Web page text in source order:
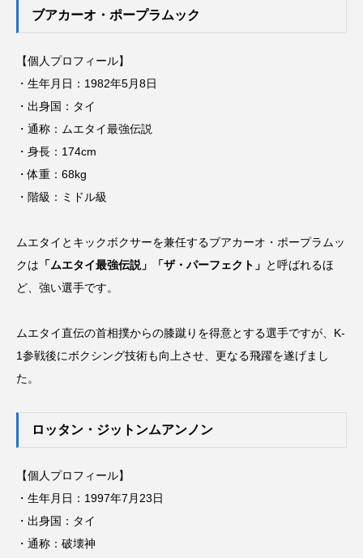
ブアカーオ・ポープラムック
【個人プロフィール】
・生年月日：1982年5月8日
・出身国：タイ
・通称：ムエタイ最強伝説
・身長：174cm
・体重：68kg
・階級：ミドル級
ムエタイとキックボクサーを兼任するブアカーオ・ポープラムッ
クは 「ムエタイ最強伝説」「ザ・パーフェクト」 と呼ばれるほ
ど、強い選手です。
ムエタイ直伝の首相撲からの膝蹴りを得意とする選手ですが、K-
1参戦後にボクシング技術も向上させ、更なる飛躍を遂げまし
た。
ロッタン・ジットンムアンノン
【個人プロフィール】
・生年月日：1997年7月23日
・出身国：タイ
・通称：破壊神